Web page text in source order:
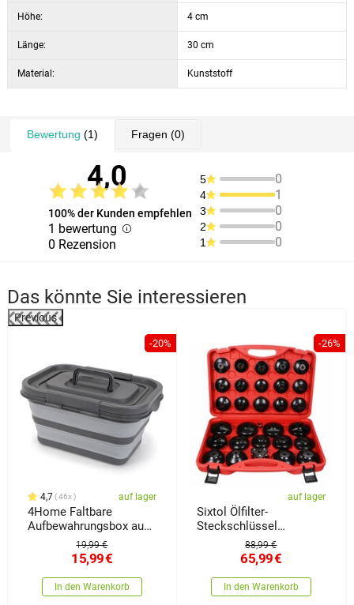
Höhe: 4 cm
Länge: 30 cm
Material: Kunststoff
Bewertung (1) Fragen (0)
4,0
100% der Kunden empfehlen
1 bewertung
0 Rezension
5 0
4 1
3 0
2 0
1 0
Das könnte Sie interessieren
Previous
-20%
4,7 46x auf lager
4Home Faltbare
Aufbewahrungsbox aus
Silikon mit Deckel
19,99 €
15,99€
In den Warenkorb
-26%
auf lager
Sixtol Ölfilter-
Steckschlüssel
Mechanic Oil Wrench
88,99 €
65,99€
In den Warenkorb